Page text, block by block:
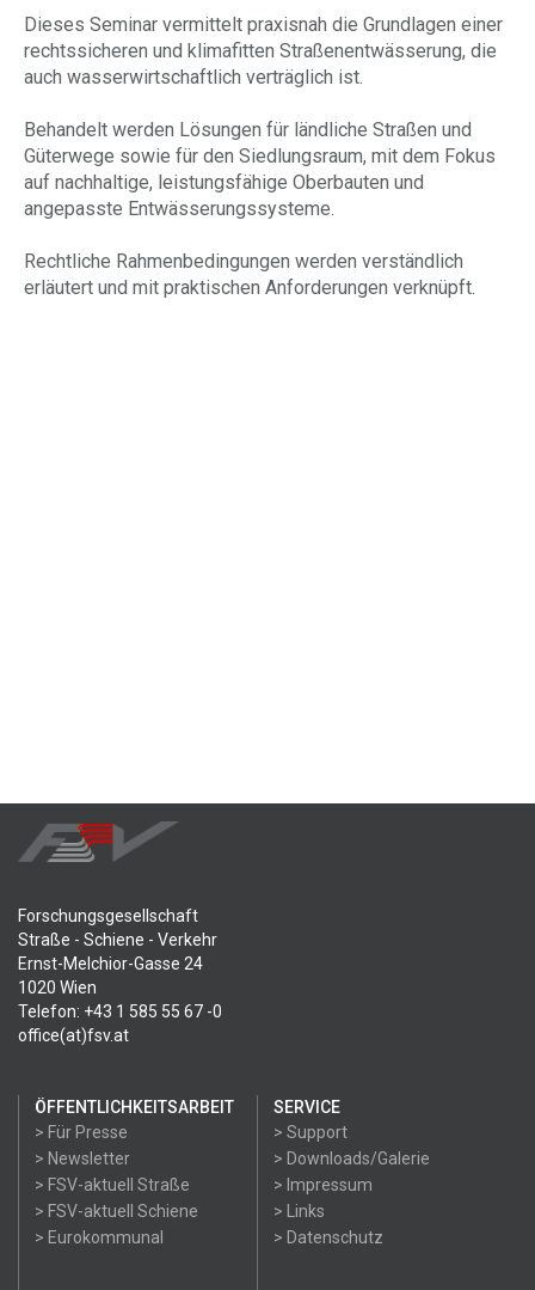
Dieses Seminar vermittelt praxisnah die Grundlagen einer
rechtssicheren und klimafitten Straßenentwässerung, die
auch wasserwirtschaftlich verträglich ist.
Behandelt werden Lösungen für ländliche Straßen und
Güterwege sowie für den Siedlungsraum, mit dem Fokus
auf nachhaltige, leistungsfähige Oberbauten und
angepasste Entwässerungssysteme.
Rechtliche Rahmenbedingungen werden verständlich
erläutert und mit praktischen Anforderungen verknüpft.
Forschungsgesellschaft
Straße - Schiene - Verkehr
Ernst-Melchior-Gasse 24
1020 Wien
Telefon: +43 1 585 55 67 -0
office(at)fsv.at
ÖFFENTLICHKEITSARBEIT
> Für Presse
> Newsletter
> FSV-aktuell Straße
> FSV-aktuell Schiene
> Eurokommunal
SERVICE
> Support
> Downloads/Galerie
> Impressum
> Links
> Datenschutz